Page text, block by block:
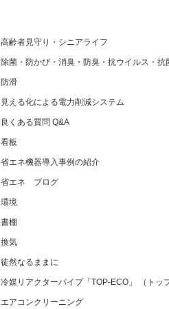
高齢者見守り・シニアライフ
除菌・防かび・消臭・防臭・抗ウイルス・抗
防滑
見える化による電力削減システム
良くある質問 Q&A
看板
省エネ機器導入事例の紹介
省エネ ブログ
環境
書棚
換気
徒然なるままに
冷媒リアクターパイプ「TOP-ECO」 （トッ
エアコンクリーニング